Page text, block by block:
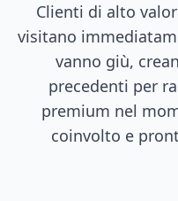
Clienti di alto
visitano
vanno giù,
precedenti per
premium nel
coinvolto e